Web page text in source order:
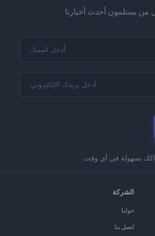
من يستلمون أحدث أخبارنا
بسهولة في أي وقت.
الشركة
حولنا
اتصل بنا